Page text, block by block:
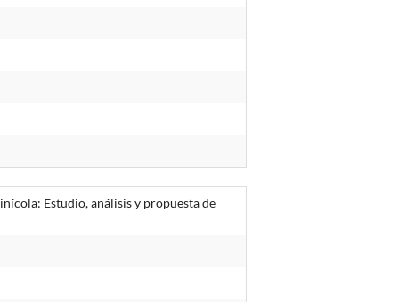
Estudio, análisis y propuesta de